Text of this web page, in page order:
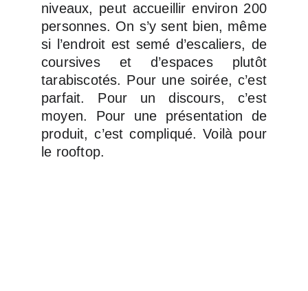
niveaux, peut accueillir environ 200
personnes. On s’y sent bien, même
si l’endroit est semé d’escaliers, de
coursives et d’espaces plutôt
tarabiscotés. Pour une soirée, c’est
parfait. Pour un discours, c’est
moyen. Pour une présentation de
produit, c’est compliqué. Voilà pour
le rooftop.